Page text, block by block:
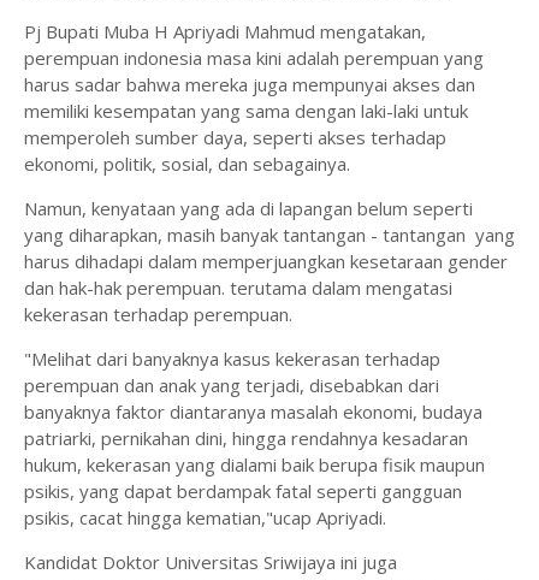
Pj Bupati Muba H Apriyadi Mahmud mengatakan,
perempuan indonesia masa kini adalah perempuan yang
harus sadar bahwa mereka juga mempunyai akses dan
memiliki kesempatan yang sama dengan laki-laki untuk
memperoleh sumber daya, seperti akses terhadap
ekonomi, politik, sosial, dan sebagainya.
Namun, kenyataan yang ada di lapangan belum seperti
yang diharapkan, masih banyak tantangan - tantangan yang
harus dihadapi dalam memperjuangkan kesetaraan gender
dan hak-hak perempuan. terutama dalam mengatasi
kekerasan terhadap perempuan.
"Melihat dari banyaknya kasus kekerasan terhadap
perempuan dan anak yang terjadi, disebabkan dari
banyaknya faktor diantaranya masalah ekonomi, budaya
patriarki, pernikahan dini, hingga rendahnya kesadaran
hukum, kekerasan yang dialami baik berupa fisik maupun
psikis, yang dapat berdampak fatal seperti gangguan
psikis, cacat hingga kematian,"ucap Apriyadi.
Kandidat Doktor Universitas Sriwijaya ini juga